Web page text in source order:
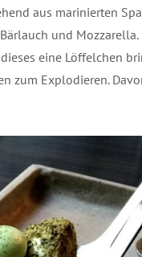
aus marinierten
und
eine Löffelchen
zum Explodieren.